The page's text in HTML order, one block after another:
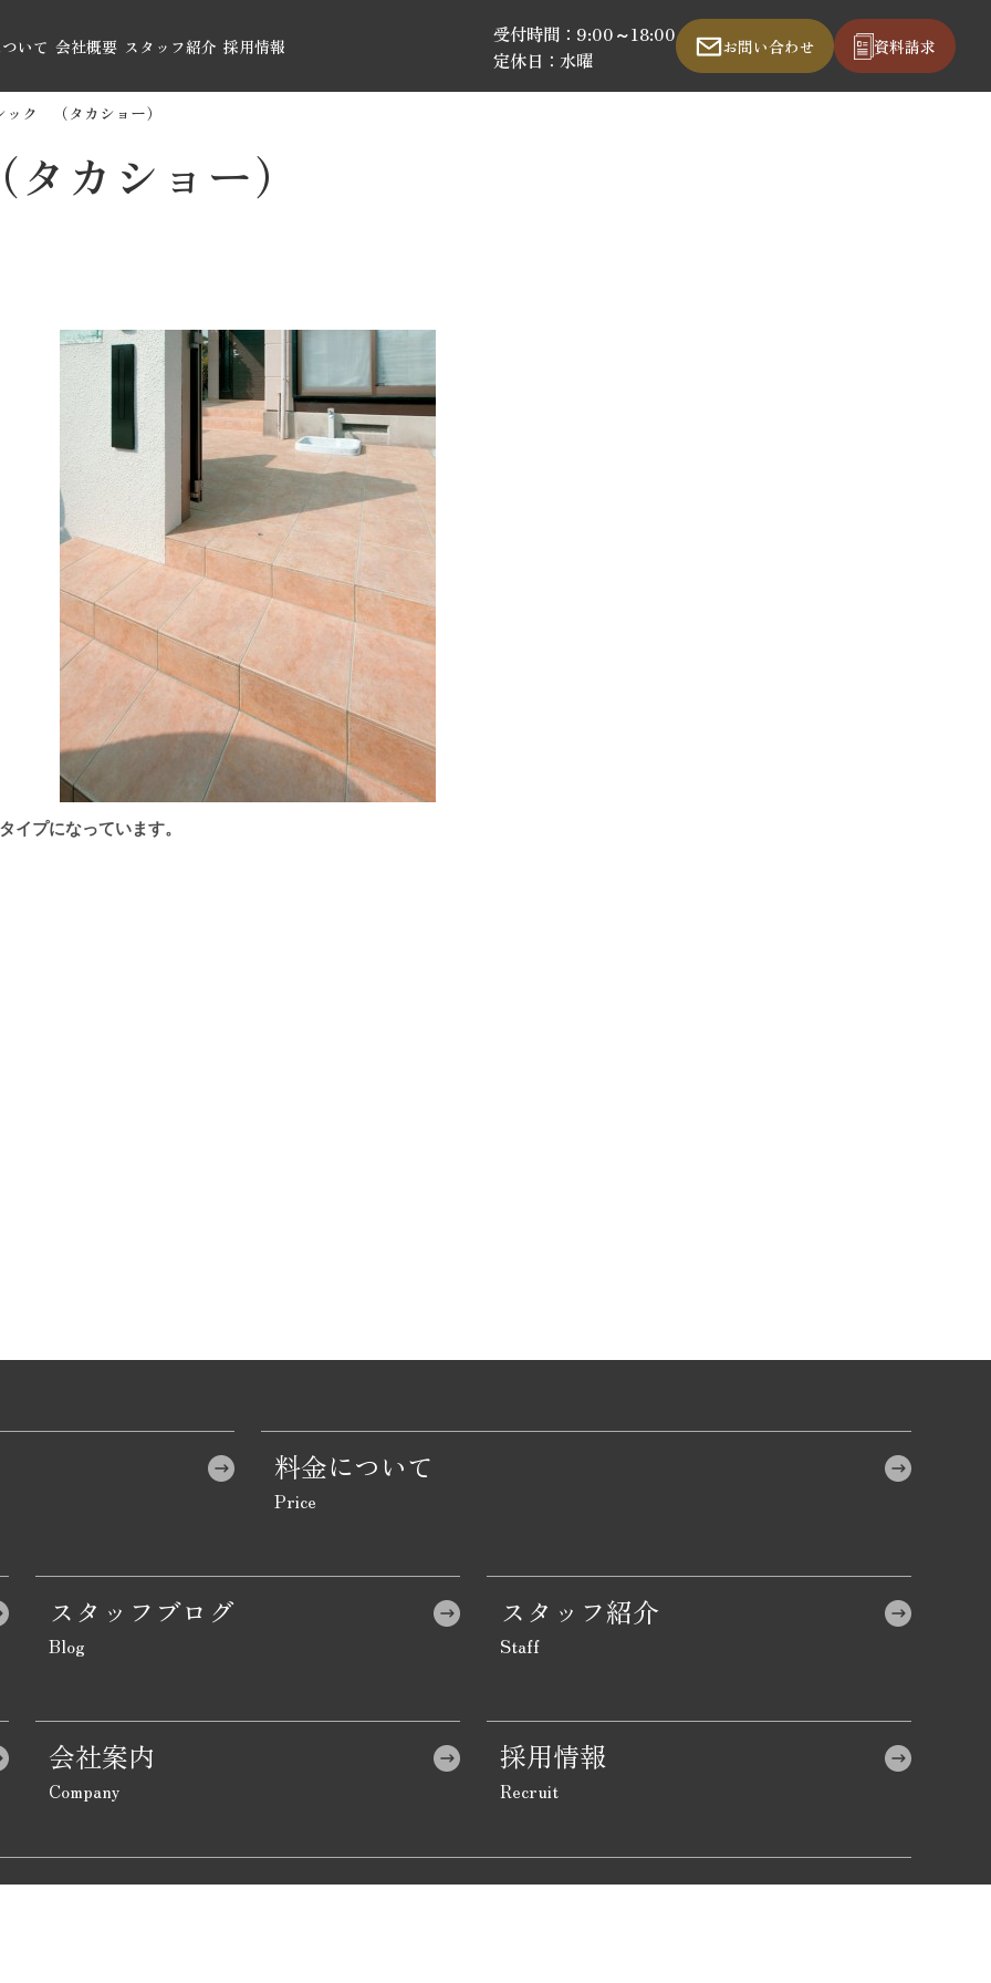
いて 会社概要 スタッフ紹介 採用情報
受付時間：9:00～18:00
定休日：水曜
お問い合わせ 資料請求
ック （タカショー）
カショー）
イプになっています。
料金について
スタッフブログ スタッフ紹介
会社案内 採用情報